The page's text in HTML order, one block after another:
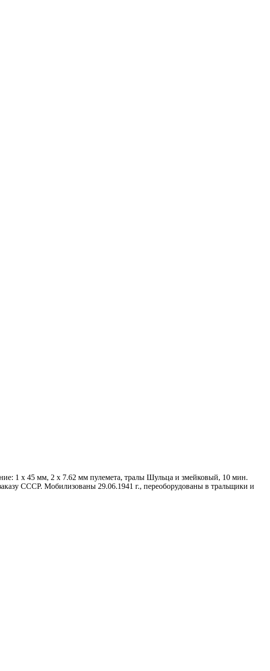
1 х 45 мм, 2 х 7.62 мм пулемета, тралы Шульца и змейковый, 10 мин.
СССР. Мобилизованы 29.06.1941 г., переоборудованы в тральщики и